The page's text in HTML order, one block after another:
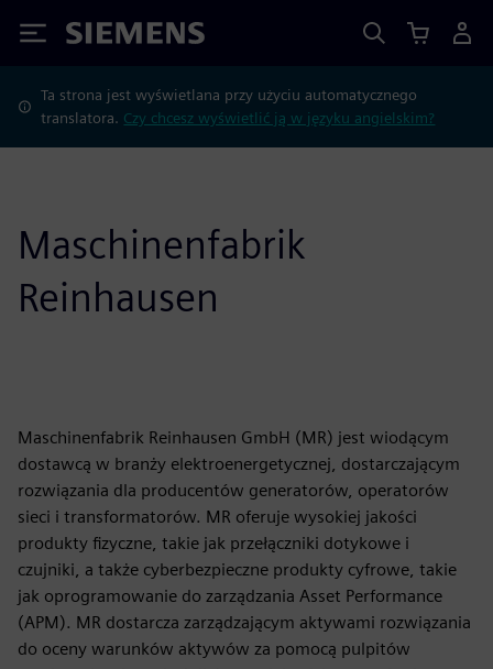
Siemens
Ta strona jest wyświetlana przy użyciu automatycznego
translatora. Czy chcesz wyświetlić ją w języku angielskim?
Maschinenfabrik
Reinhausen
Maschinenfabrik Reinhausen GmbH (MR) jest wiodącym
dostawcą w branży elektroenergetycznej, dostarczającym
rozwiązania dla producentów generatorów, operatorów
sieci i transformatorów. MR oferuje wysokiej jakości
produkty fizyczne, takie jak przełączniki dotykowe i
czujniki, a także cyberbezpieczne produkty cyfrowe, takie
jak oprogramowanie do zarządzania Asset Performance
(APM). MR dostarcza zarządzającym aktywami rozwiązania
do oceny warunków aktywów za pomocą pulpitów